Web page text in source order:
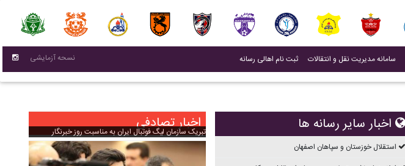
سامانه مدیریت نقل و انتقالات
(current) ثبت نام اهالی رسانه
(current) نسحه آزمایشی
اخبار سایر رسانه ها
استقلال خوزستان و سپاهان اصفهان
اخبار تصادفی
تبریک سازمان لیگ فوتبال ایران به مناسبت روز خبرنگار